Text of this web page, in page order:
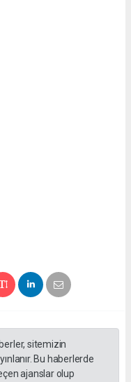
sitemizin
Bu haberlerde
ajanslar olup